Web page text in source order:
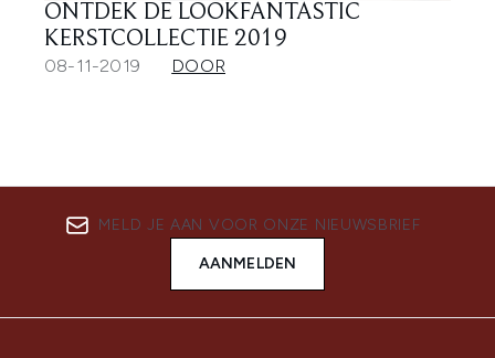
ONTDEK DE LOOKFANTASTIC
KERSTCOLLECTIE 2019
08-11-2019 DOOR
MELD JE AAN VOOR ONZE NIEUWSBRIEF
AANMELDEN